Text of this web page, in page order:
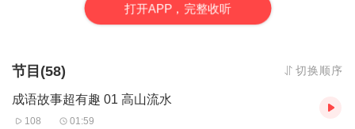
打开APP，完整收听
节目(58) 切换顺序
成语故事超有趣 01 高山流水
108 01:59